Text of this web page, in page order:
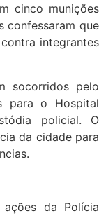
cinco munições
confessaram que
integrantes
socorridos pelo
para o Hospital
policial. O
da cidade para
da Polícia